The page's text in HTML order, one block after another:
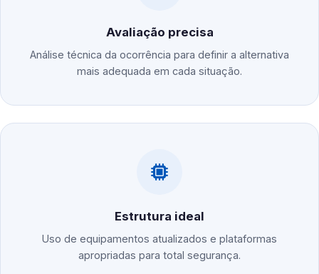
Avaliação precisa
Análise técnica da ocorrência para definir a alternativa
mais adequada em cada situação.
Estrutura ideal
Uso de equipamentos atualizados e plataformas
apropriadas para total segurança.